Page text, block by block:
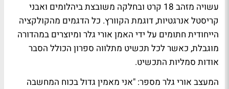
עשויה מזהב 18 קרט ובחלקה משובצת ביהלומים ואבני
קריסטל אנרגטיות, דוגמת הקוורץ. כל הדגמים מהקולקציה
הייחודית חתומים על ידי האמן אורי גלר ומיוצרים במהדורה
מוגבלת, כאשר לכל תכשיט מתלווה ספרון הכולל הסבר
אודות סמליות התכשיט.
המעצב אורי גלר מספר: "אני מאמין גדול בכוח המחשבה